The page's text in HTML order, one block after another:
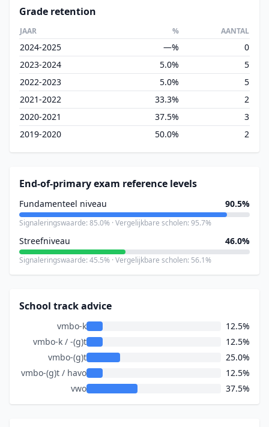
Grade retention
JAAR % AANTAL
2024-2025 —%
0
2023-2024
5.0%
5
2022-2023
5.0%
5
2021-2022
33.3%
2
2020-2021
37.5%
3
2019-2020
50.0% 2
End-of-primary exam reference levels
Fundamenteel niveau 90.5%
Signaleringswaarde: 85.0% · Vergelijkbare scholen: 95.7%
Streefniveau 46.0%
Signaleringswaarde: 45.5% · Vergelijkbare scholen: 56.1%
School track advice
vmbo-k
12.5%
vmbo-k / -(g)t
12.5%
vmbo-(g)t
25.0%
vmbo-(g)t / havo
12.5%
vwo
37.5%